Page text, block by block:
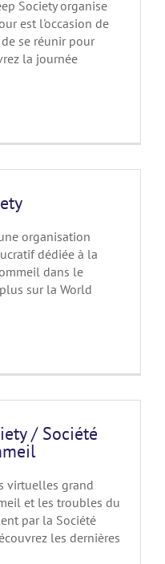
Society organise
est l'occasion de
se réunir pour
la journée
organisation
dédiée à la
dans le
sur la World
/ Société
virtuelles grand
et les troubles du
par la Société
les dernières